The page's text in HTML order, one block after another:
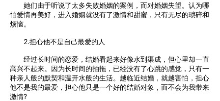
她们由于听说了太多失败婚姻的案例，而对婚姻失望。认为哪
怕爱情再美好，进入婚姻就没有了激情和甜蜜，只有无尽的琐碎和
烦恼。
2.担心他不是自己最爱的人
经过长时间的恋爱，结婚看起来好像水到渠成，但心里却一直
高兴不起来。因为长时间的拍拖，已经没有了心跳的感觉，只有一
种亲人般的默契和温开水般的生活。越临近结婚，就越害怕，担心
他不是我的最爱，担心他只是一个好的结婚对象，而不会为我带来
激情?